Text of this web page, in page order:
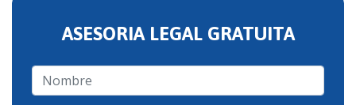
ASESORIA LEGAL GRATUITA
Nombre